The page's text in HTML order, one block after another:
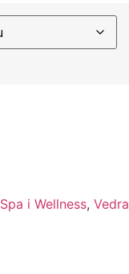
Spa i Wellness, Vedra